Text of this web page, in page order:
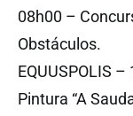
08h00 –
Obstáculos.
EQUUSPOLIS
Pintura “A